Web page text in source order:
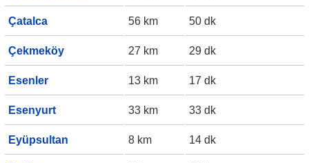
Çatalca 56 km 50 dk
Çekmeköy 27 km 29 dk
Esenler 13 km 17 dk
Esenyurt 33 km 33 dk
Eyüpsultan 8 km 14 dk